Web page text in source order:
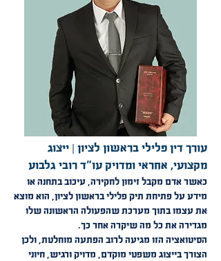
עורך דין פלילי בראשון לציון | ייצוג
מקצועי, אחראי ומדויק עו"ד רובי גלבוע
כאשר אדם מקבל זימון לחקירה, עיכוב בתחנה או
מידע על פתיחת תיק פלילי בראשון לציון, הוא מוצא
את עצמו בתוך מערכת שהפעולה הראשונה שלו
מגדירה את כל מה שיקרה אחר כך.
הסיטואציה הזו מגיעה לרוב הפתעה מוחלטת, ולכן
הצורך בייצוג משפטי מוקדם, מדויק ורגיש, חיוני